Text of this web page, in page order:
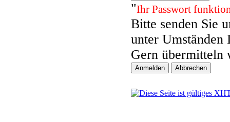
"Ihr Passwort
Bitte senden Sie
unter Umständen
Gern übermitteln